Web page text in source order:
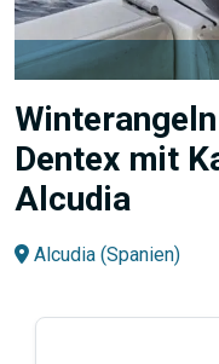
Dentex mit
Alcudia
Alcudia (Spanien)